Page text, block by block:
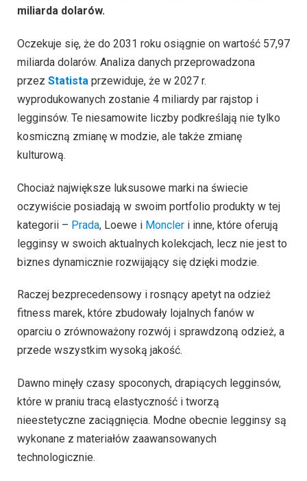
miliarda dolarów.
Oczekuje się, że do 2031 roku osiągnie on wartość 57,97
miliarda dolarów. Analiza danych przeprowadzona
przez Statista przewiduje, że w 2027 r.
wyprodukowanych zostanie 4 miliardy par rajstop i
legginsów. Te niesamowite liczby podkreślają nie tylko
kosmiczną zmianę w modzie, ale także zmianę
kulturową.
Chociaż największe luksusowe marki na świecie
oczywiście posiadają w swoim portfolio produkty w tej
kategorii – Prada, Loewe i Moncler i inne, które oferują
legginsy w swoich aktualnych kolekcjach, lecz nie jest to
biznes dynamicznie rozwijający się dzięki modzie.
Raczej bezprecedensowy i rosnący apetyt na odzież
fitness marek, które zbudowały lojalnych fanów w
oparciu o zrównoważony rozwój i sprawdzoną odzież, a
przede wszystkim wysoką jakość.
Dawno minęły czasy spoconych, drapiących legginsów,
które w praniu tracą elastyczność i tworzą
nieestetyczne zaciągnięcia. Modne obecnie legginsy są
wykonane z materiałów zaawansowanych
technologicznie.